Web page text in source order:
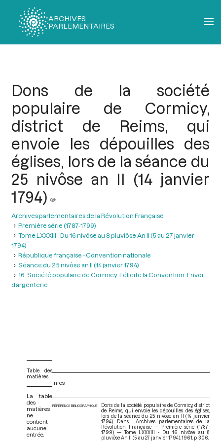
ARCHIVES
PARLEMENTAIRES
Dons de la société
populaire de Cormicy,
district de Reims, qui
envoie les dépouilles des
églises, lors de la séance du
25 nivôse an II (14 janvier
1794)
Archives parlementaires de la Révolution Française
Première série (1787-1799)
Tome LXXXIII - Du 16 nivôse au 8 pluviôse An II (5 au 27 janvier
1794)
République française - Convention nationale
Séance du 25 nivôse an II (14 janvier 1794)
16. Société populaire de Cormicy. Félicite la Convention. Envoi
d’argenterie
Table des
matières
La table
des
matières
ne
contient
aucune
entrée.
Infos
RÉFÉRENCE BIBLIOGRAPHIQUE
Dons de la société populaire de Cormicy, district
de Reims, qui envoie les dépouilles des églises,
lors de la séance du 25 nivôse an II (14 janvier
1794). Dans : Archives parlementaires de la
Révolution Française — Première série (1787-
1799) — Tome LXXXIII - Du 16 nivôse au 8
pluviôse An II (5 au 27 janvier 1794) . 1961. p. 306.